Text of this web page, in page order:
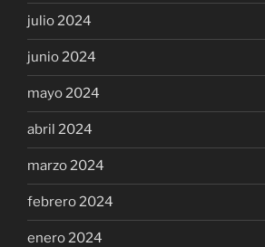
julio 2024
junio 2024
mayo 2024
abril 2024
marzo 2024
febrero 2024
enero 2024